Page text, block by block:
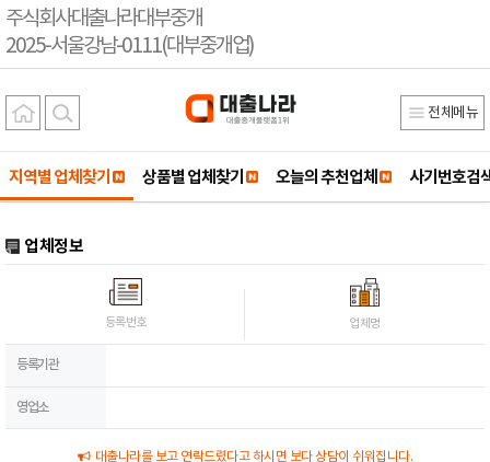
주식회사대출나라대부중개
2025-서울강남-0111(대부중개업)
전체메뉴
지역별 업체찾기 상품별 업체찾기 오늘의 추천업체 사기번호검
업체정보
등록번호 업체명
등록기관
영업소
대출나라를 보고 연락드렸다고 하시면 보다 상담이 쉬워집니다.